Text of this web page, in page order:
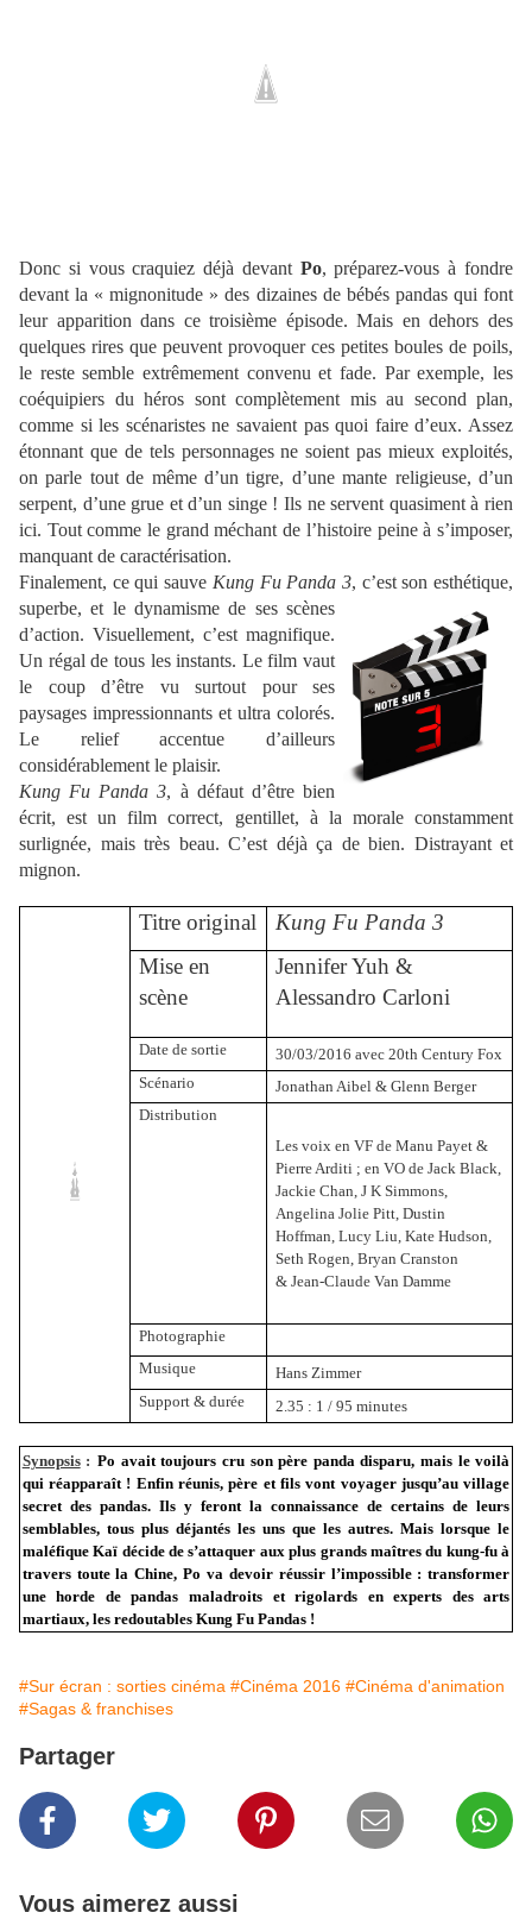
Donc si vous craquiez déjà devant Po, préparez-vous à fondre
devant la « mignonitude » des dizaines de bébés pandas qui font
leur apparition dans ce troisième épisode. Mais en dehors des
quelques rires que peuvent provoquer ces petites boules de poils,
le reste semble extrêmement convenu et fade. Par exemple, les
coéquipiers du héros sont complètement mis au second plan,
comme si les scénaristes ne savaient pas quoi faire d’eux. Assez
étonnant que de tels personnages ne soient pas mieux exploités,
on parle tout de même d’un tigre, d’une mante religieuse, d’un
serpent, d’une grue et d’un singe ! Ils ne servent quasiment à rien
ici. Tout comme le grand méchant de l’histoire peine à s’imposer,
manquant de caractérisation.
Finalement, ce qui sauve Kung Fu Panda 3, c’est son esthétique,
superbe, et le dynamisme de ses scènes
d’action. Visuellement, c’est magnifique.
Un régal de tous les instants. Le film vaut
le coup d’être vu surtout pour ses
paysages impressionnants et ultra colorés.
Le relief accentue d’ailleurs
considérablement le plaisir.
Kung Fu Panda 3, à défaut d’être bien
écrit, est un film correct, gentillet, à la morale constamment
surlignée, mais très beau. C’est déjà ça de bien. Distrayant et
mignon.
Titre original
Kung Fu Panda 3
Mise en
scène
Jennifer Yuh &
Alessandro Carloni
Date de sortie
30/03/2016 avec 20th Century Fox
Scénario
Jonathan Aibel & Glenn Berger
Distribution
Les voix en VF de Manu Payet &
Pierre Arditi ; en VO de Jack Black,
Jackie Chan, J K Simmons,
Angelina Jolie Pitt, Dustin
Hoffman, Lucy Liu, Kate Hudson,
Seth Rogen, Bryan Cranston
& Jean-Claude Van Damme
Photographie
Musique
Hans Zimmer
Support & durée
2.35 : 1 / 95 minutes
Synopsis: Po avait toujours cru son père panda disparu, mais le voilà
qui réapparaît ! Enfin réunis, père et fils vont voyager jusqu’au village
secret des pandas. Ils y feront la connaissance de certains de leurs
semblables, tous plus déjantés les uns que les autres. Mais lorsque le
maléfique Kaï décide de s’attaquer aux plus grands maîtres du kung-fu à
travers toute la Chine, Po va devoir réussir l’impossible : transformer
une horde de pandas maladroits et rigolards en experts des arts
martiaux, les redoutables Kung Fu Pandas !
#Sur écran : sorties cinéma #Cinéma 2016 #Cinéma d'animation
#Sagas & franchises
Partager
Vous aimerez aussi